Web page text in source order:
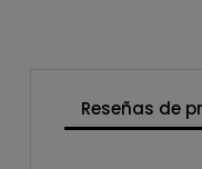
Reseñas de